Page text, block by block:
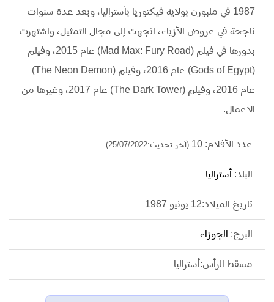
1987 في ملبورن بولاية فيكتوريا بأستراليا، وبعد عدة سنوات
ناجحة في عروض الأزياء، اتجهت إلى مجال التمثيل، واشتهرت
بدورها في فيلم (Mad Max: Fury Road) عام 2015، وفيلم
(Gods of Egypt) عام 2016، وفيلم (The Neon Demon)
عام 2016، وفيلم (The Dark Tower) عام 2017، وغيرها من
الاعمال.
عدد الأفلام: 10 (آخر تحديث:25/07/2022)
البلد: أستراليا
تاريخ الميلاد:12 يونيو 1987
البرج: الجوزاء
مسقط الرأس:أستراليا